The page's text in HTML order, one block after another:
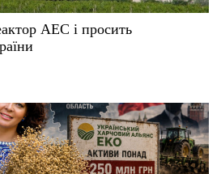
АЕС і просить